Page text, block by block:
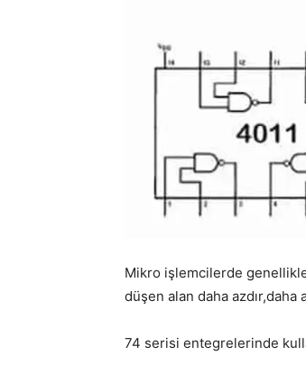
Mikro işlemcilerde
düşen alan daha azdır,daha
74 serisi entegrelerinde